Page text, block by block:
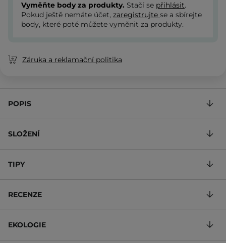
Vyměňte body za produkty. Stačí se přihlásit.
Pokud ještě nemáte účet, zaregistrujte se a sbírejte
body, které poté můžete vyměnit za produkty.
Záruka a reklamační politika
POPIS
SLOŽENÍ
TIPY
RECENZE
EKOLOGIE